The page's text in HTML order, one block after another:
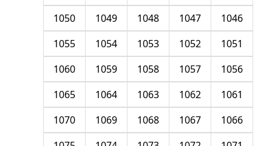
1046
1047
1048
1049
1050
1051
1052
1053
1054
1055
1056
1057
1058
1059
1060
1061
1062
1063
1064
1065
1066
1067
1068
1069
1070